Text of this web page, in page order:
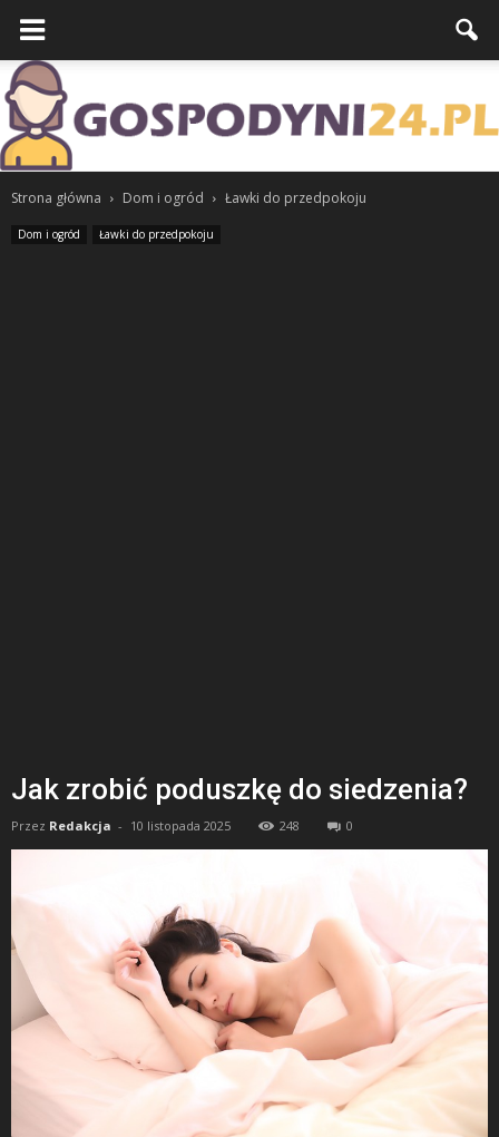
Strona główna Dom i ogród Ławki do przedpokoju
Dom i ogród Ławki do przedpokoju
Jak zrobić poduszkę do siedzenia?
Przez Redakcja - 10 listopada 2025 248 0